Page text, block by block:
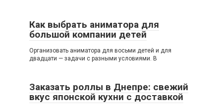
Как выбрать аниматора для
большой компании детей
Организовать аниматора для восьми детей и для
двадцати — задачи с разными условиями. В
Заказать роллы в Днепре: свежий
вкус японской кухни с доставкой